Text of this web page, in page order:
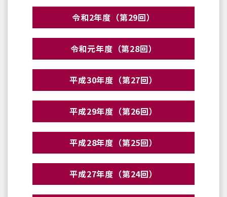
令和2年度（第29回）
令和元年度（第28回）
平成30年度（第27回）
平成29年度（第26回）
平成28年度（第25回）
平成27年度（第24回）